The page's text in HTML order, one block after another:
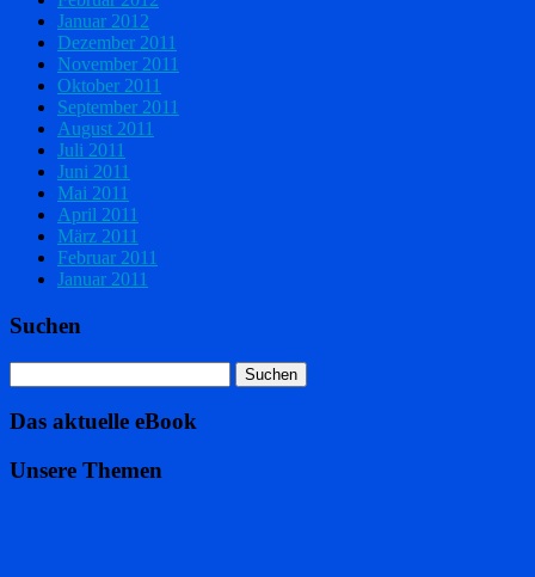
Januar 2012
Dezember 2011
November 2011
Oktober 2011
September 2011
August 2011
Juli 2011
Juni 2011
Mai 2011
April 2011
März 2011
Februar 2011
Januar 2011
Suchen
Das aktuelle eBook
Unsere Themen